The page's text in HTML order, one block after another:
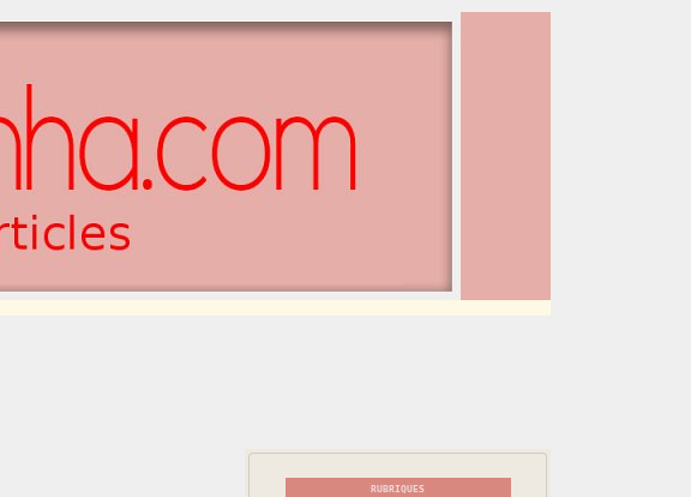
RUBRIQUES